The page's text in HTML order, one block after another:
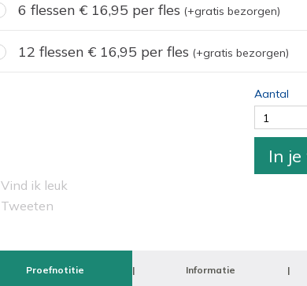
6 flessen 16,95 per fles (+gratis bezorgen)
12 flessen 16,95 per fles (+gratis bezorgen)
Aantal
1
In
Vind ik leuk
Tweeten
Proefnotitie Informatie